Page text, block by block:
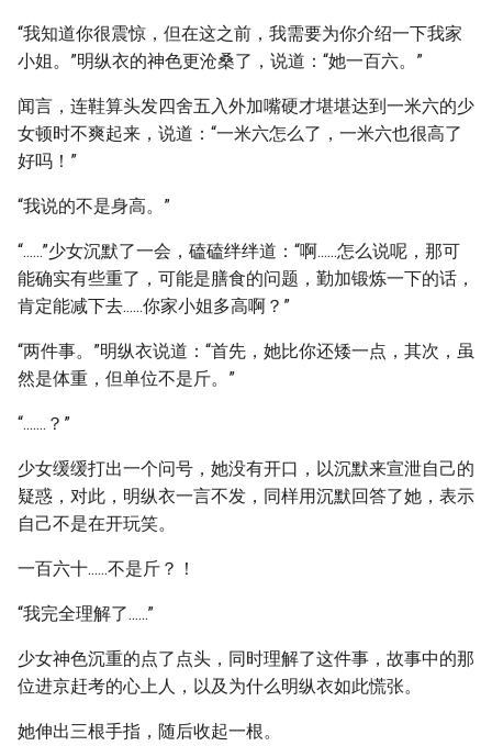
“我知道你很震惊，但在这之前，我需要为你介绍一下我家
小姐。”明纵衣的神色更沧桑了，说道：“她一百六。”
闻言，连鞋算头发四舍五入外加嘴硬才堪堪达到一米六的少
女顿时不爽起来，说道：“一米六怎么了，一米六也很高了
好吗！”
“我说的不是身高。”
“......”少女沉默了一会，磕磕绊绊道：“啊......怎么说呢，那可
能确实有些重了，可能是膳食的问题，勤加锻炼一下的话，
肯定能减下去......你家小姐多高啊？”
“两件事。”明纵衣说道：“首先，她比你还矮一点，其次，虽
然是体重，但单位不是斤。”
“.......？”
少女缓缓打出一个问号，她没有开口，以沉默来宣泄自己的
疑惑，对此，明纵衣一言不发，同样用沉默回答了她，表示
自己不是在开玩笑。
一百六十......不是斤？！
“我完全理解了......”
少女神色沉重的点了点头，同时理解了这件事，故事中的那
位进京赶考的心上人，以及为什么明纵衣如此慌张。
她伸出三根手指，随后收起一根。